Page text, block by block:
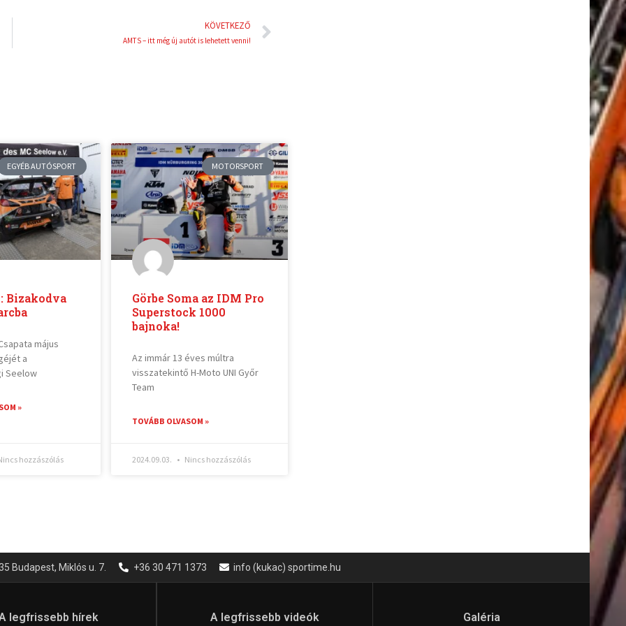
KÖVETKEZŐ
AMTS – itt még új autót is lehetett venni!
EGYÉB AUTÓSPORT
Bizakodva
május
a
Seelow
»
hozzászólás
MOTORSPORT
Görbe Soma az IDM Pro
Superstock 1000
bajnoka!
Az immár 13 éves múltra
visszatekintő H-Moto UNI Győr
Team
TOVÁBB OLVASOM »
2024.09.03. Nincs hozzászólás
Budapest, Miklós u. 7. +36 30 471 1373 info (kukac) sportime.hu
legfrissebb hírek A legfrissebb videók Galéria